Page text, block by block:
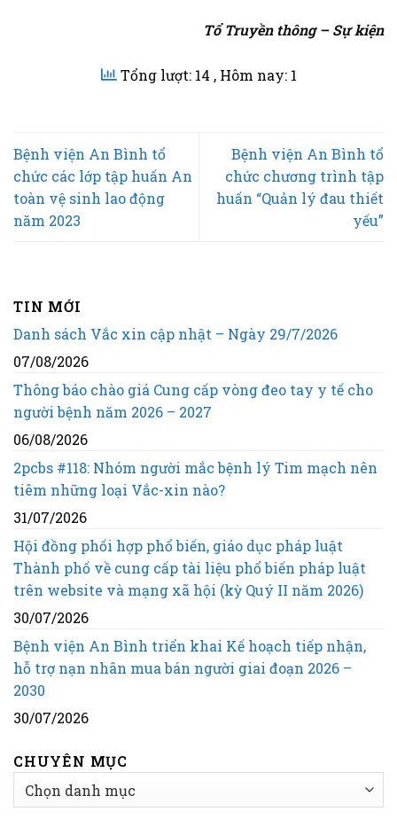
Tổ Truyền thông – Sự kiện
Tổng lượt: 14 , Hôm nay: 1
Bệnh viện An Bình tổ
chức các lớp tập huấn An
toàn vệ sinh lao động
năm 2023
Bệnh viện An Bình tổ
chức chương trình tập
huấn “Quản lý đau thiết
yếu”
TIN MỚI
Danh sách Vắc xin cập nhật – Ngày 29/7/2026
07/08/2026
Thông báo chào giá Cung cấp vòng đeo tay y tế cho
người bệnh năm 2026 – 2027
06/08/2026
2pcbs #118: Nhóm người mắc bệnh lý Tim mạch nên
tiêm những loại Vắc-xin nào?
31/07/2026
Hội đồng phối hợp phổ biến, giáo dục pháp luật
Thành phố về cung cấp tài liệu phổ biến pháp luật
trên website và mạng xã hội (kỳ Quý II năm 2026)
30/07/2026
Bệnh viện An Bình triển khai Kế hoạch tiếp nhận,
hỗ trợ nạn nhân mua bán người giai đoạn 2026 –
2030
30/07/2026
CHUYÊN MỤC
CHUYÊN